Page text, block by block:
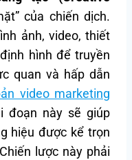
của chiến dịch.
ảnh, video, thiết
hình để truyền
quan và hấp dẫn
video marketing
đoạn này sẽ giúp
hiệu được kể trọn
lược này phải